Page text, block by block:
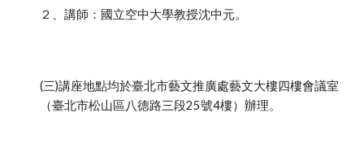
２、講師：國立空中大學教授沈中元。
(三)講座地點均於臺北市藝文推廣處藝文大樓四樓會議室
（臺北市松山區八德路三段25號4樓）辦理。